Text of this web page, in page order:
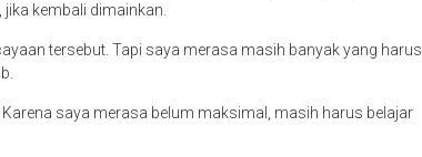
kembali dimainkan.
tersebut. Tapi saya merasa masih banyak yang harus
saya merasa belum maksimal, masih harus belajar